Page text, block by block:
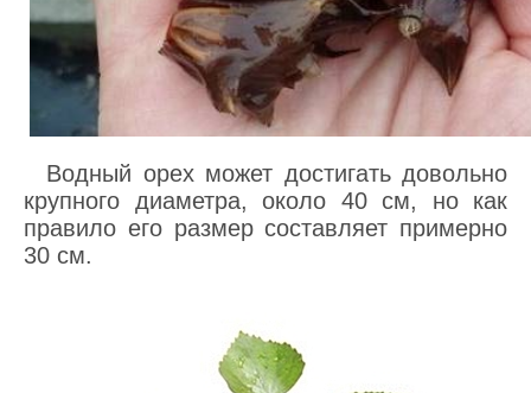
Водный орех может достигать довольно
крупного диаметра, около 40 см, но как
правило его размер составляет примерно
30 см.